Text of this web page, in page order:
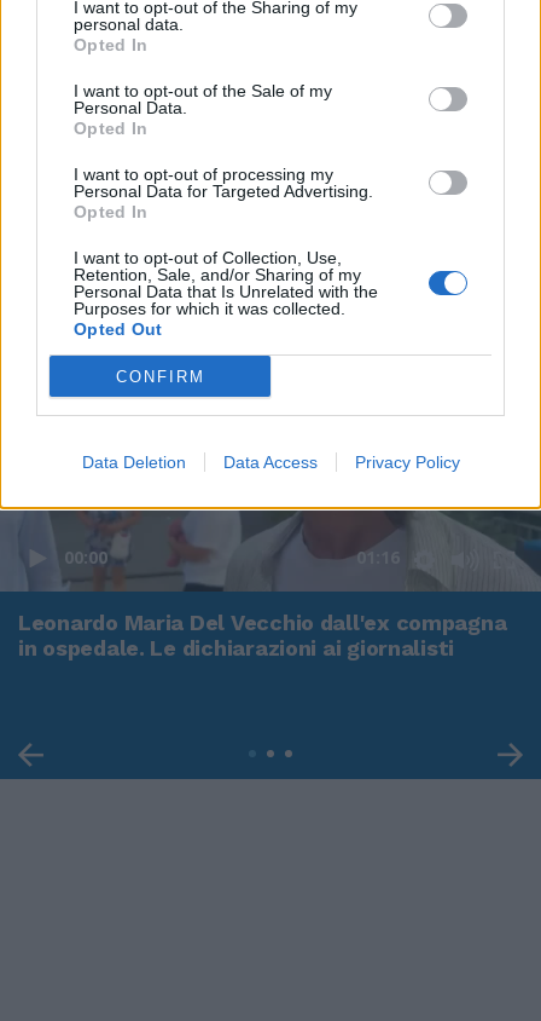
I want to opt-out of the Sharing of my
personal data.
Opted In
I want to opt-out of the Sale of my
Personal Data.
Opted In
I want to opt-out of processing my
Personal Data for Targeted Advertising.
Opted In
I want to opt-out of Collection, Use,
Retention, Sale, and/or Sharing of my
Personal Data that Is Unrelated with the
Purposes for which it was collected.
Opted Out
CONFIRM
Data Deletion Data Access Privacy Policy
00:00 01:16
Leonardo Maria Del Vecchio dall'ex compagna
in ospedale. Le dichiarazioni ai giornalisti